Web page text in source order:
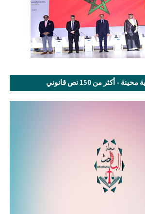
أكثر من 150 نص قانوني